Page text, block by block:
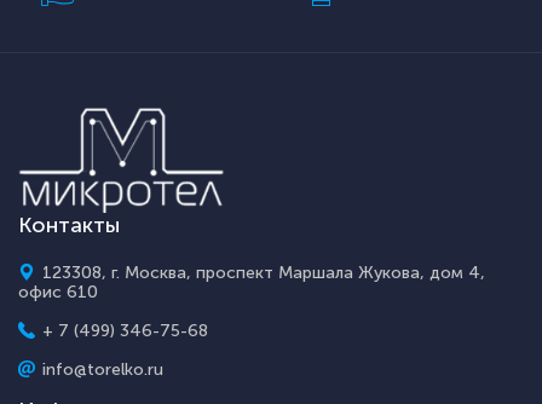
Контакты
123308, г. Москва, проспект Маршала Жукова, дом 4,
офис 610
+ 7 (499) 346-75-68
info@torelko.ru